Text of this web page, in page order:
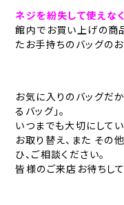
ネジを紛失して使えな
館内でお買い上げの商
たお手持ちのバッグのお
お気に入りのバッグだ
るバッグ」。
いつまでも大切にして
お取り替え、また その
ひ、ご相談ください。
皆様のご来店お待ちし